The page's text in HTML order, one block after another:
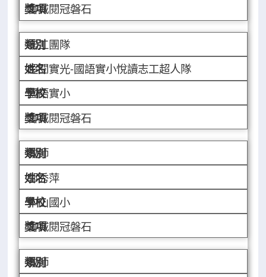
書城閱冠磐石
志工團隊
超閱實光-國語實小悅讀志工超人隊
國語實小
書城閱冠磐石
教師
郭秀萍
中山國小
書城閱冠磐石
教師